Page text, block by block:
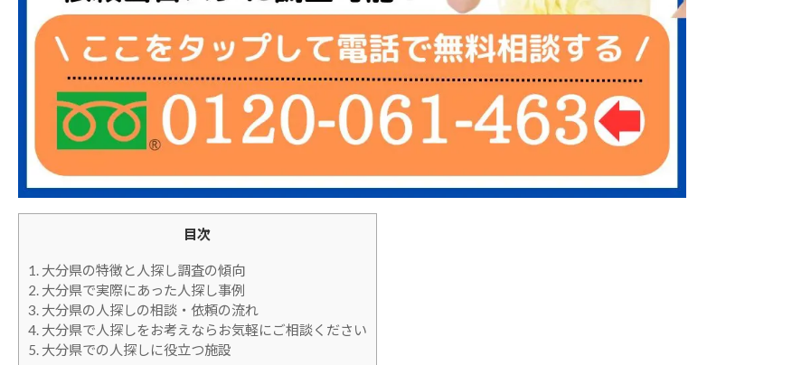
目次
1.大分県の特徴と人探し調査の傾向
2.大分県で実際にあった人探し事例
3.大分県の人探しの相談・依頼の流れ
4.大分県で人探しをお考えならお気軽にご相談ください
5.大分県での人探しに役立つ施設